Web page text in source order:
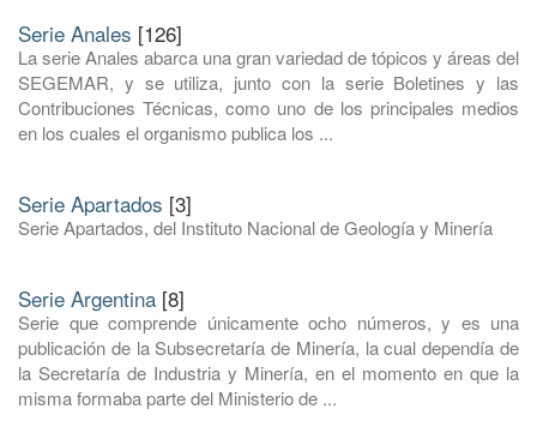
Serie Anales [126]
La serie Anales abarca una gran variedad de tópicos y áreas del
SEGEMAR, y se utiliza, junto con la serie Boletines y las
Contribuciones Técnicas, como uno de los principales medios
en los cuales el organismo publica los ...
Serie Apartados [3]
Serie Apartados, del Instituto Nacional de Geología y Minería
Serie Argentina [8]
Serie que comprende únicamente ocho números, y es una
publicación de la Subsecretaría de Minería, la cual dependía de
la Secretaría de Industria y Minería, en el momento en que la
misma formaba parte del Ministerio de ...